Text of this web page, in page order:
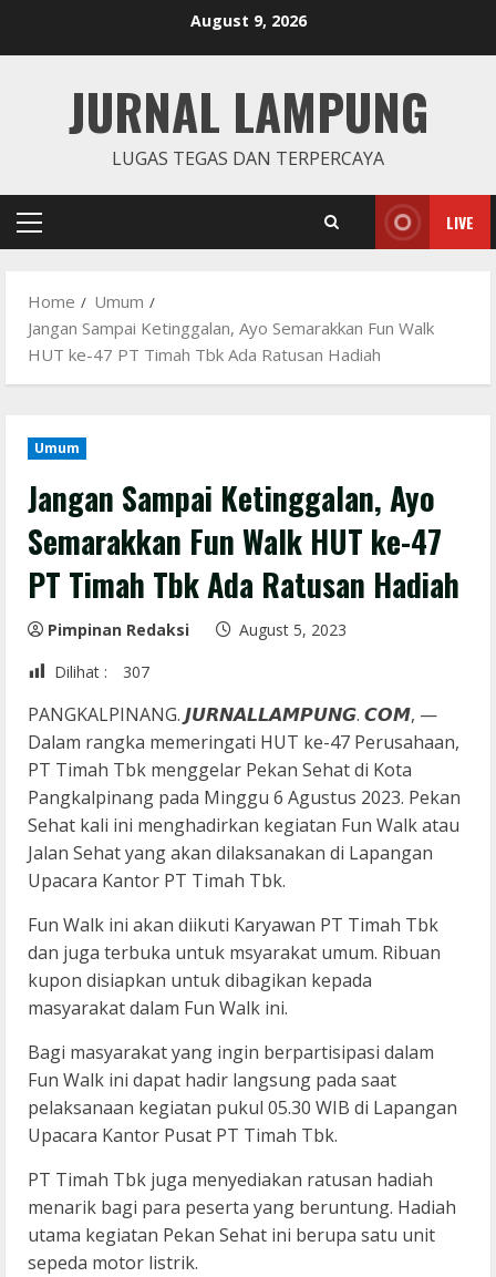
August 9, 2026
JURNAL LAMPUNG
LUGAS TEGAS DAN TERPERCAYA
Primary
LIVE
Home
Umum
Jangan Sampai Ketinggalan, Ayo Semarakkan Fun Walk
HUT ke-47 PT Timah Tbk Ada Ratusan Hadiah
Umum
Jangan Sampai Ketinggalan, Ayo
Semarakkan Fun Walk HUT ke-47
PT Timah Tbk Ada Ratusan Hadiah
Pimpinan Redaksi
August 5, 2023
Dilihat :
307
PANGKALPINANG. 𝙅𝙐𝙍𝙉𝘼𝙇𝙇𝘼𝙈𝙋𝙐𝙉𝙂. 𝘾𝙊𝙈, —
Dalam rangka memeringati HUT ke-47 Perusahaan,
PT Timah Tbk menggelar Pekan Sehat di Kota
Pangkalpinang pada Minggu 6 Agustus 2023. Pekan
Sehat kali ini menghadirkan kegiatan Fun Walk atau
Jalan Sehat yang akan dilaksanakan di Lapangan
Upacara Kantor PT Timah Tbk.
Fun Walk ini akan diikuti Karyawan PT Timah Tbk
dan juga terbuka untuk msyarakat umum. Ribuan
kupon disiapkan untuk dibagikan kepada
masyarakat dalam Fun Walk ini.
Bagi masyarakat yang ingin berpartisipasi dalam
Fun Walk ini dapat hadir langsung pada saat
pelaksanaan kegiatan pukul 05.30 WIB di Lapangan
Upacara Kantor Pusat PT Timah Tbk.
PT Timah Tbk juga menyediakan ratusan hadiah
menarik bagi para peserta yang beruntung. Hadiah
utama kegiatan Pekan Sehat ini berupa satu unit
sepeda motor listrik.